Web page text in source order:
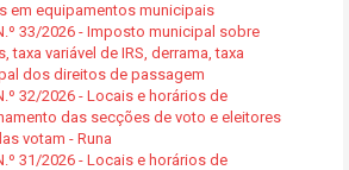
em equipamentos municipais
33/2026 - Imposto municipal sobre
taxa variável de IRS, derrama, taxa
dos direitos de passagem
32/2026 - Locais e horários de
das secções de voto e eleitores
votam - Runa
31/2026 - Locais e horários de